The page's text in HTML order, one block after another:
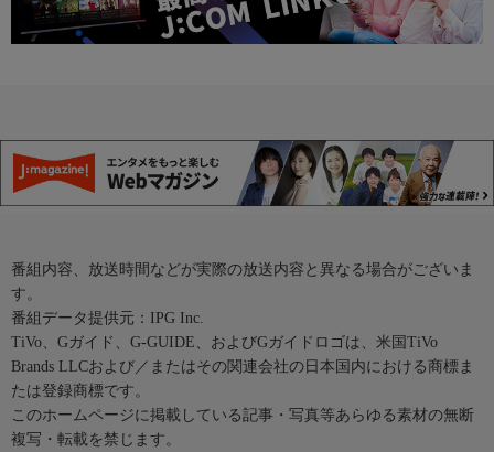
番組内容、放送時間などが実際の放送内容と異なる場合がございま
す。
番組データ提供元：IPG Inc.
TiVo、Gガイド、G-GUIDE、およびGガイドロゴは、米国TiVo
Brands LLCおよび／またはその関連会社の日本国内における商標ま
たは登録商標です。
このホームページに掲載している記事・写真等あらゆる素材の無断
複写・転載を禁じます。